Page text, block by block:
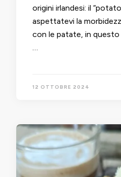
origini irlandesi: il
aspettatevi la
con le patate, in
…
12 OTTOBRE 2024